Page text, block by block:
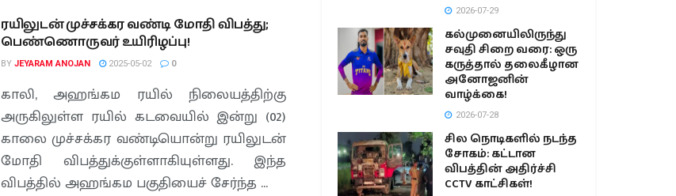
ரயிலுடன் முச்சக்கர வண்டி மோதி விபத்து;
பெண்ணொருவர் உயிரிழப்பு!
BY JEYARAM ANOJAN 2025-05-02 0
காலி, அஹங்கம ரயில் நிலையத்திற்கு
அருகிலுள்ள ரயில் கடவையில் இன்று (02)
காலை முச்சக்கர வண்டியொன்று ரயிலுடன்
மோதி விபத்துக்குள்ளாகியுள்ளது. இந்த
விபத்தில் அஹங்கம பகுதியைச் சேர்ந்த ...
2026-07-29
கல்முனையிலிருந்து
சவுதி சிறை வரை: ஒரு
கருத்தால் தலைகீழான
அனோஜனின்
வாழ்க்கை!
2026-07-28
சில நொடிகளில் நடந்த
சோகம்: கட்டான
விபத்தின் அதிர்ச்சி
CCTV காட்சிகள்!